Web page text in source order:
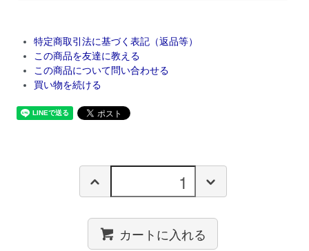
特定商取引法に基づく表記（返品等）
この商品を友達に教える
この商品について問い合わせる
買い物を続ける
カートに入れる